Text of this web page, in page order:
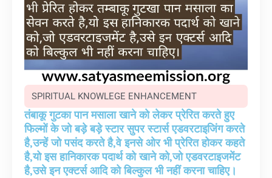
SPIRITUAL KNOWLEGE ENHANCEMENT
तंबाकू गुटका पान मसाला खाने को लेकर प्रेरित करते हुए
फिल्मों के जो बड़े बड़े स्टार सुपर स्टार्स एडवरटाइजिंग करते
है,उन्हें जो पसंद करते है,वे इनसे ओर भी प्रेरित होकर कहते
है,यो इस हानिकारक पदार्थ को खाने को,जो एडवरटाइजमेंट
है,उसे इन एक्टर्स आदि को बिल्कुल भी नहीं करना चाहिए।